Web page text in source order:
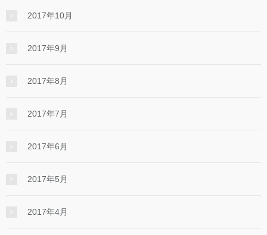
2017年10月
2017年9月
2017年8月
2017年7月
2017年6月
2017年5月
2017年4月